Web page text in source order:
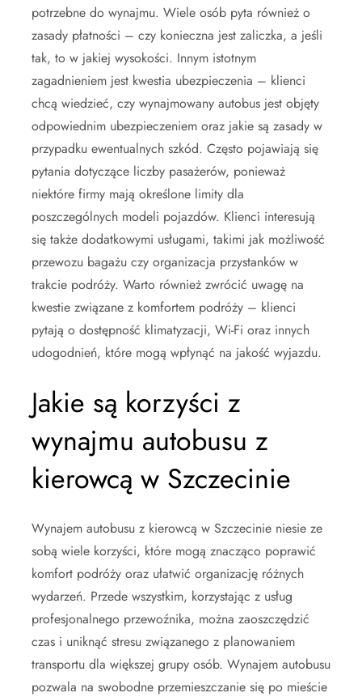
potrzebne do wynajmu. Wiele osób pyta również o
zasady płatności – czy konieczna jest zaliczka, a jeśli
tak, to w jakiej wysokości. Innym istotnym
zagadnieniem jest kwestia ubezpieczenia – klienci
chcą wiedzieć, czy wynajmowany autobus jest objęty
odpowiednim ubezpieczeniem oraz jakie są zasady w
przypadku ewentualnych szkód. Często pojawiają się
pytania dotyczące liczby pasażerów, ponieważ
niektóre firmy mają określone limity dla
poszczególnych modeli pojazdów. Klienci interesują
się także dodatkowymi usługami, takimi jak możliwość
przewozu bagażu czy organizacja przystanków w
trakcie podróży. Warto również zwrócić uwagę na
kwestie związane z komfortem podróży – klienci
pytają o dostępność klimatyzacji, Wi-Fi oraz innych
udogodnień, które mogą wpłynąć na jakość wyjazdu.
Jakie są korzyści z
wynajmu autobusu z
kierowcą w Szczecinie
Wynajem autobusu z kierowcą w Szczecinie niesie ze
sobą wiele korzyści, które mogą znacząco poprawić
komfort podróży oraz ułatwić organizację różnych
wydarzeń. Przede wszystkim, korzystając z usług
profesjonalnego przewoźnika, można zaoszczędzić
czas i uniknąć stresu związanego z planowaniem
transportu dla większej grupy osób. Wynajem autobusu
pozwala na swobodne przemieszczanie się po mieście